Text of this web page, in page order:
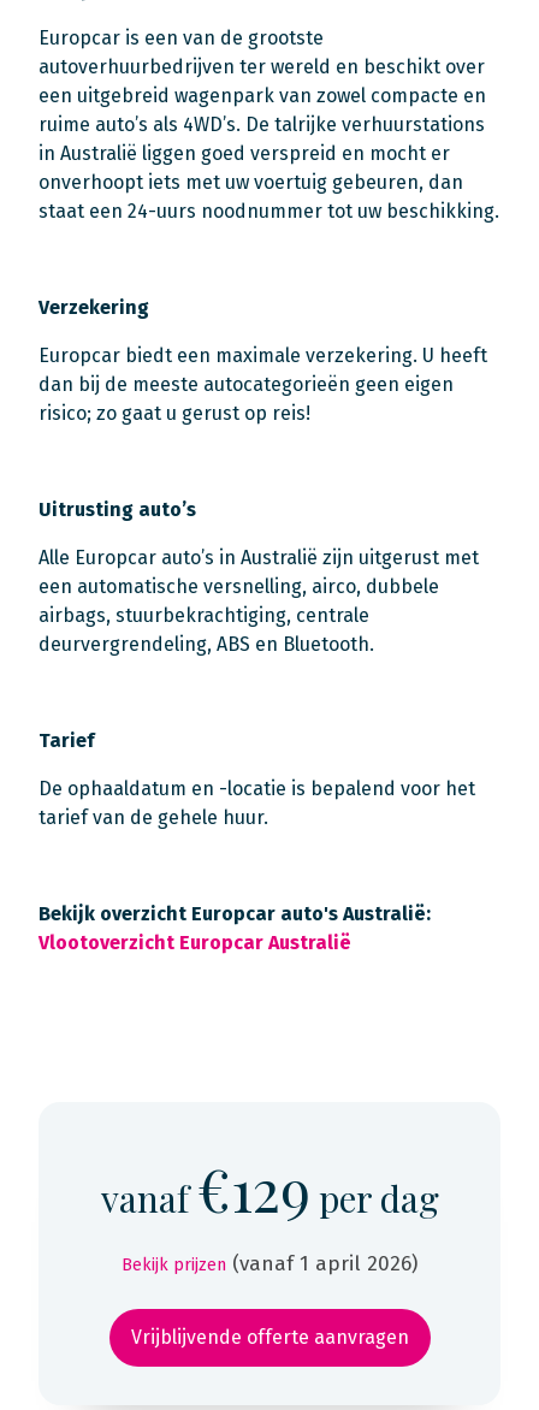
Europcar is een van de grootste
autoverhuurbedrijven ter wereld en beschikt over
een uitgebreid wagenpark van zowel compacte en
ruime auto’s als 4WD’s. De talrijke verhuurstations
in Australië liggen goed verspreid en mocht er
onverhoopt iets met uw voertuig gebeuren, dan
staat een 24-uurs noodnummer tot uw beschikking.
Verzekering
Europcar biedt een maximale verzekering. U heeft
dan bij de meeste autocategorieën geen eigen
risico; zo gaat u gerust op reis!
Uitrusting auto’s
Alle Europcar auto’s in Australië zijn uitgerust met
een automatische versnelling, airco, dubbele
airbags, stuurbekrachtiging, centrale
deurvergrendeling, ABS en Bluetooth.
Tarief
De ophaaldatum en -locatie is bepalend voor het
tarief van de gehele huur.
Bekijk overzicht Europcar auto's Australië:
Vlootoverzicht Europcar Australië
vanaf€129 per dag
Bekijk prijzen (vanaf 1 april 2026)
Vrijblijvende offerte aanvragen